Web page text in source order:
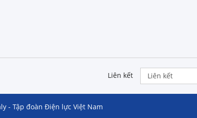
Liên kết
- Tập đoàn Điện lực Việt Nam